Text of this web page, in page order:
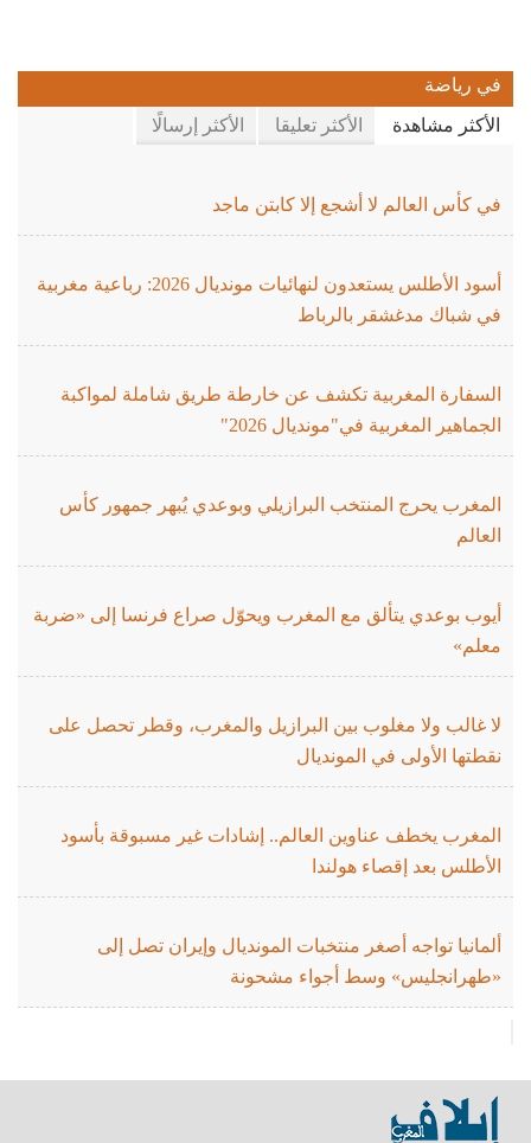
في رياضة
الأكثر مشاهدة الأكثر تعليقا الأكثر إرسالًا
في كأس العالم لا أشجع إلا كابتن ماجد
أسود الأطلس يستعدون لنهائيات مونديال 2026: رباعية مغربية
في شباك مدغشقر بالرباط
السفارة المغربية تكشف عن خارطة طريق شاملة لمواكبة
الجماهير المغربية في"مونديال 2026"
المغرب يحرج المنتخب البرازيلي وبوعدي يُبهر جمهور كأس
العالم
أيوب بوعدي يتألق مع المغرب ويحوّل صراع فرنسا إلى «ضربة
معلم»
لا غالب ولا مغلوب بين البرازيل والمغرب، وقطر تحصل على
نقطتها الأولى في المونديال
المغرب يخطف عناوين العالم.. إشادات غير مسبوقة بأسود
الأطلس بعد إقصاء هولندا
ألمانيا تواجه أصغر منتخبات المونديال وإيران تصل إلى
«طهرانجليس» وسط أجواء مشحونة